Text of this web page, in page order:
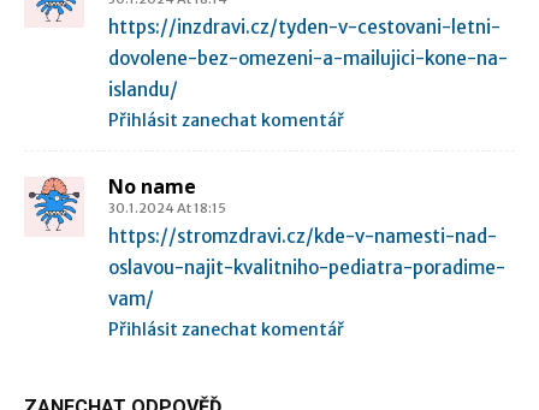
https://inzdravi.cz/tyden-v-cestovani-letni-
dovolene-bez-omezeni-a-mailujici-kone-na-
islandu/
Přihlásit zanechat komentář
No name
30.1.2024 At 18:15
https://stromzdravi.cz/kde-v-namesti-nad-
oslavou-najit-kvalitniho-pediatra-poradime-
vam/
Přihlásit zanechat komentář